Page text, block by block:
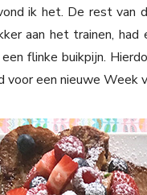
ik het. De rest
aan het trainen,
flinke buikpijn.
voor een nieuwe Week